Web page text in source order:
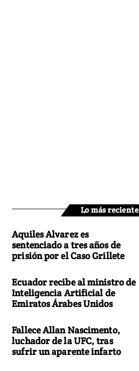
Lo más reciente
Aquiles Alvarez es
sentenciado a tres años de
prisión por el Caso Grillete
Ecuador recibe al ministro de
Inteligencia Artificial de
Emiratos Árabes Unidos
Fallece Allan Nascimento,
luchador de la UFC, tras
sufrir un aparente infarto